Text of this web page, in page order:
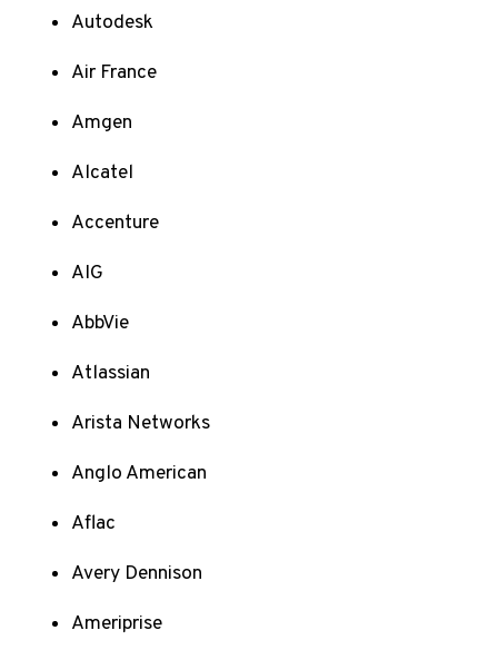
Autodesk
Air France
Amgen
Alcatel
Accenture
AIG
AbbVie
Atlassian
Arista Networks
Anglo American
Aflac
Avery Dennison
Ameriprise